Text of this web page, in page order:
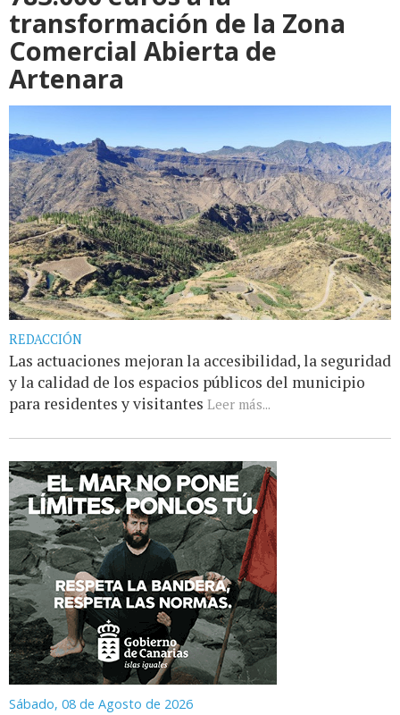
transformación de la Zona
Comercial Abierta de
Artenara
REDACCIÓN
Las actuaciones mejoran la accesibilidad, la seguridad
y la calidad de los espacios públicos del municipio
para residentes y visitantes Leer más...
Sábado, 08 de Agosto de 2026